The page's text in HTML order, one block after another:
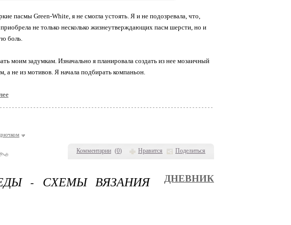
Комментарии (0) Нравится Поделиться
пасмы Green-White, я не смогла устоять. Я и не подозревала, что,
не только несколько жизнеутверждающих пасм шерсти, но и
боль.
моим задумкам. Изначально я планировала создать из нее мозаичный
не из мотивов. Я начала подбирать компаньон.
- СХЕМЫ ВЯЗАНИЯ
ДНЕВНИК